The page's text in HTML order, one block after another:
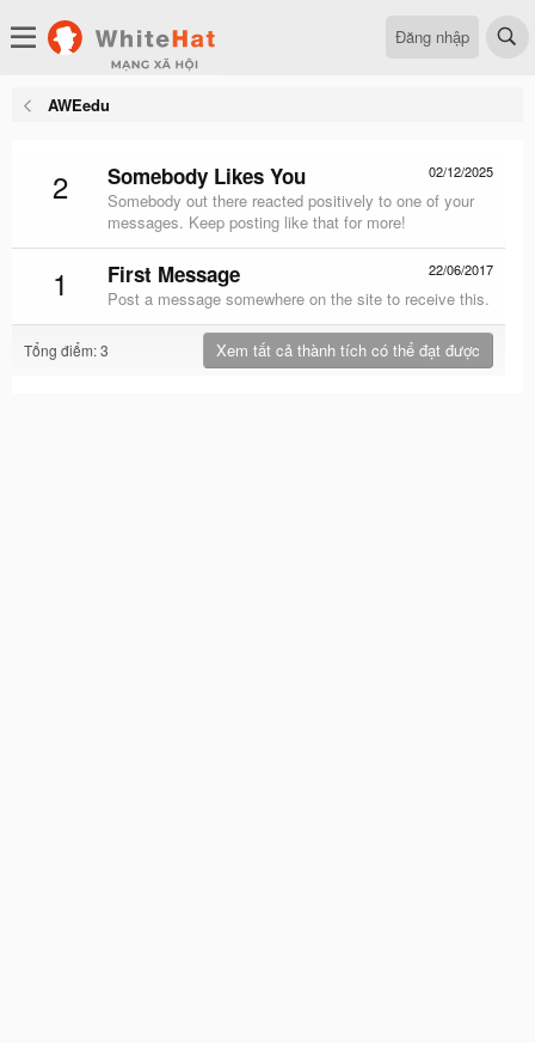
Đăng nhập
AWEedu
2 02/12/2025
Somebody Likes You
Somebody out there reacted positively to one of your
messages. Keep posting like that for more!
1 22/06/2017
First Message
Post a message somewhere on the site to receive this.
Tổng điểm: 3 Xem tất cả thành tích có thể đạt được